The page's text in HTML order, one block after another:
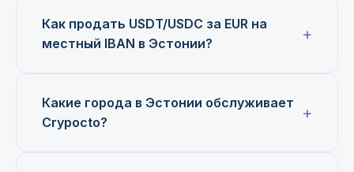
Как продать USDT/USDC за EUR на
местный IBAN в Эстонии?
Какие города в Эстонии обслуживает
Crypocto?